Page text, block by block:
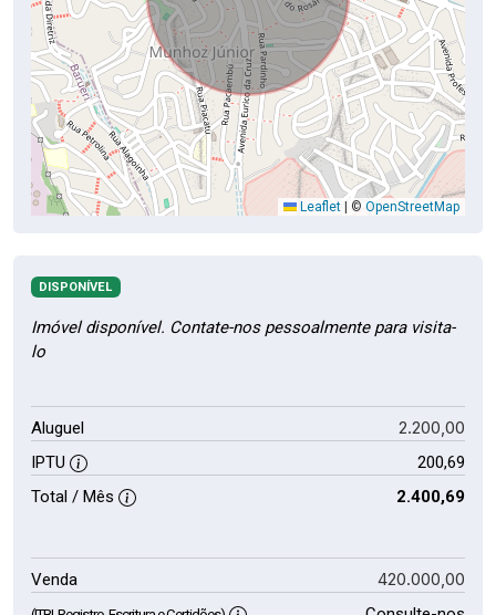
Leaflet © OpenStreetMap
DISPONÍVEL
Imóvel disponível. Contate-nos pessoalmente para visita-
lo
Aluguel 2.200,00
IPTU
200,69
Total / Mês
2.400,69
Venda 420.000,00